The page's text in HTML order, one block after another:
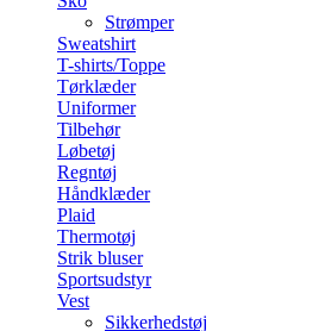
Strømper
Sweatshirt
T-shirts/Toppe
Tørklæder
Uniformer
Tilbehør
Løbetøj
Regntøj
Håndklæder
Plaid
Thermotøj
Strik bluser
Sportsudstyr
Vest
Sikkerhedstøj